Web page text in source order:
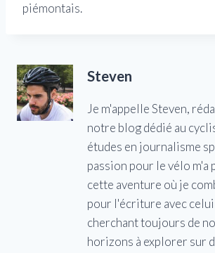
piémontais.
Steven
Je m'appelle Steven,
notre blog dédié au
études en journalisme
passion pour le vélo m'a
cette aventure où je
pour l'écriture avec
cherchant toujours de
horizons à explorer sur